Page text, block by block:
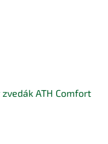
ATH Comfort